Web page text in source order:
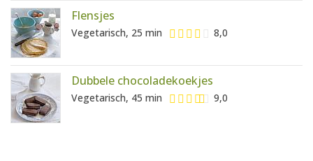
Flensjes
Vegetarisch, 25 min 8,0
Dubbele chocoladekoekjes
Vegetarisch, 45 min 9,0